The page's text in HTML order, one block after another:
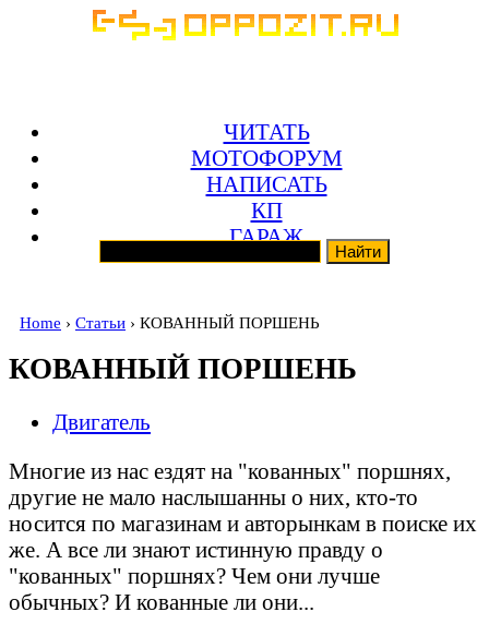
ЧИТАТЬ
МОТОФОРУМ
НАПИСАТЬ
КП
ГАРАЖ
Home › Статьи › КОВАННЫЙ ПОРШЕНЬ
КОВАННЫЙ ПОРШЕНЬ
Двигатель
Многие из нас ездят на "кованных" поршнях,
другие не мало наслышанны о них, кто-то
носится по магазинам и авторынкам в поиске их
же. А все ли знают истинную правду о
"кованных" поршнях? Чем они лучше
обычных? И кованные ли они...